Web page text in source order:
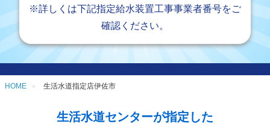
※詳しくは下記指定給水装置工事事業者番号をご
確認ください。
HOME 生活水道指定店伊佐市
生活水道センターが指定した